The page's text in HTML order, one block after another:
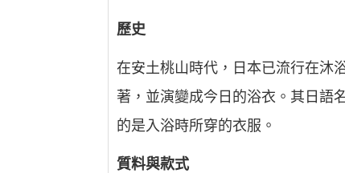
歷史
在安土桃山時代，日本已流行在沐
著，並演變成今日的浴衣。其日語
的是入浴時所穿的衣服。
質料與款式